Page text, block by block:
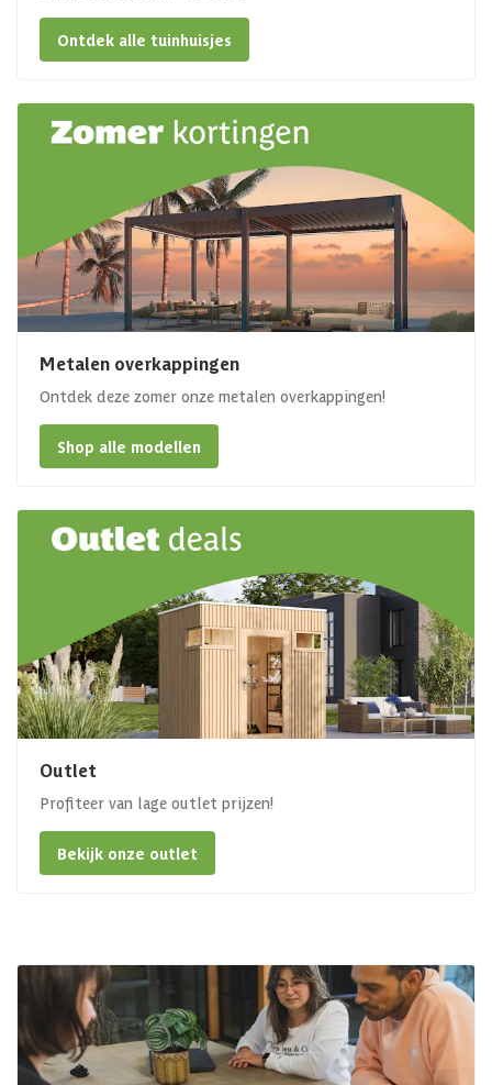
Ontdek alle tuinhuisjes
Metalen overkappingen
Ontdek deze zomer onze metalen overkappingen!
Shop alle modellen
Outlet
Profiteer van lage outlet prijzen!
Bekijk onze outlet